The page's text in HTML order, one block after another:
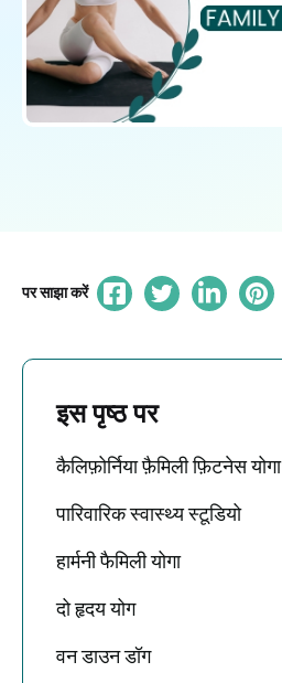
पर साझा करें
इस पृष्ठ पर
कैलिफ़ोर्निया फ़ैमिली फ़िटनेस योगा
पारिवारिक स्वास्थ्य स्टूडियो
हार्मनी फैमिली योगा
दो हृदय योग
वन डाउन डॉग